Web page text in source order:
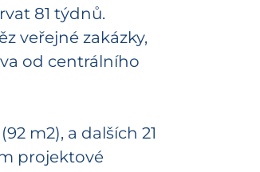
81 týdnů.
veřejné zakázky,
od centrálního
m2), a dalších 21
projektové